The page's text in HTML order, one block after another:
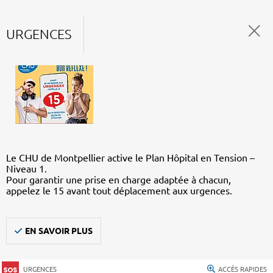
URGENCES
Le CHU de Montpellier active le Plan Hôpital en Tension –
Niveau 1.
Pour garantir une prise en charge adaptée à chacun,
appelez le 15 avant tout déplacement aux urgences.
EN SAVOIR PLUS
URGENCES ACCÈS RAPIDES